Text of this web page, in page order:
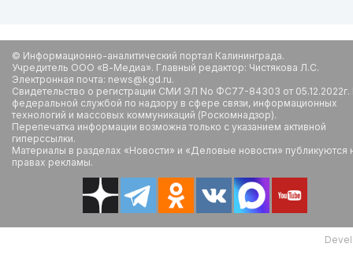
© Информационно-аналитический портал Калининграда.
Учредитель ООО «В-Медиа». Главный редактор: Чистякова Л.С.
Электронная почта: news@kgd.ru.
Свидетельство о регистрации СМИ ЭЛ No ФС77-84303 от
федеральной службой по надзору в сфере связи, информационных
технологий и массовых коммуникаций (Роскомнадзор).
Перепечатка информации возможна только с указанием активной
гиперссылки.
Материалы в разделах «Новости» и «Деловые новости» публикуются
правах рекламы.